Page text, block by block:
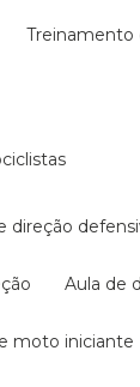
direção
aula
moto iniciante